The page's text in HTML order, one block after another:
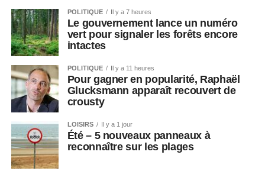
POLITIQUE Il y a 7 heures
Le gouvernement lance un numéro
vert pour signaler les forêts encore
intactes
POLITIQUE Il y a 11 heures
Pour gagner en popularité, Raphaël
Glucksmann apparaît recouvert de
crousty
LOISIRS Il y a 1 jour
Été – 5 nouveaux panneaux à
reconnaître sur les plages